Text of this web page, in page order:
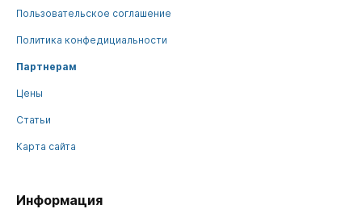
Пользовательское соглашение
Политика конфедициальности
Партнерам
Цены
Статьи
Карта сайта
Информация